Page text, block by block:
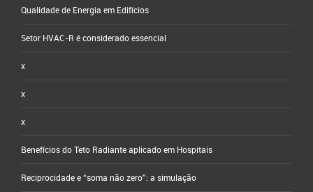
Qualidade de Energia em Edifícios
Setor HVAC-R é considerado essencial
x
x
x
Benefícios do Teto Radiante aplicado em Hospitais
Reciprocidade e “soma não zero”: a simulação